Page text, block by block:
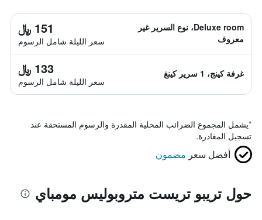
Deluxe room، نوع السرير غير
معروف
151 ﷼
سعر الليلة شامل الرسوم
غرفة كينج، 1 سرير كينغ 133 ﷼
سعر الليلة شامل الرسوم
*يشمل المجموع الضرائب المحلية المقدرة والرسوم المستحقة عند
تسجيل المغادرة.
أفضل سعر مضمون
حول تريبو تريست متروبوليس مومباي